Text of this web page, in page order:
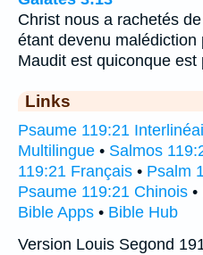
Christ nous a rachetés
étant devenu
Maudit est quiconque est
Links
Psaume 119:21
Multilingue • Salmos
119:21 Français • Psalm
Psaume 119:21 Chinois •
Bible Apps • Bible Hub
Version Louis Segond